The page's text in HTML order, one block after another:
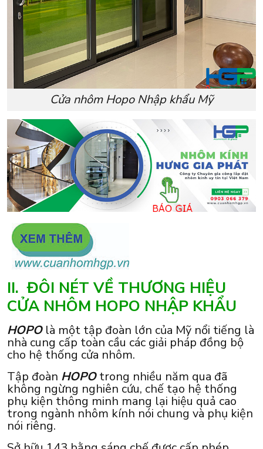
Cửa nhôm Hopo Nhập khẩu Mỹ
II. ĐÔI NÉT VỀ THƯƠNG HIỆU
CỬA NHÔM HOPO NHẬP KHẨU
HOPOlà một tập đoàn lớn của Mỹ nổi tiếng là
nhà cung cấp toàn cầu các giải pháp đồng bộ
cho hệ thống cửa nhôm.
Tập đoàn HOPOtrong nhiều năm qua đã
không ngừng nghiên cứu, chế tạo hệ thống
phụ kiện thông minh mang lại hiệu quả cao
trong ngành nhôm kính nói chung và phụ kiện
nói riêng.